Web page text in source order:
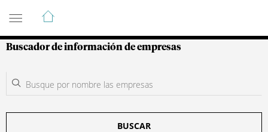
Guía de Empresas Colombianas
Buscador de información de empresas
BUSCAR